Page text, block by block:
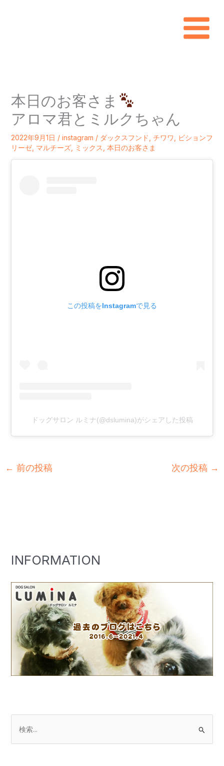
本日のお客さま
アロマ君とミルクちゃん
2022年9月1日 / instagram / ダックスフンド チワワ
ビションフ
リーゼ, マルチーズ, ミックス 本日のお客さま
この投稿をInstagramで見る
ドッグサロン ルミナ(@dslumina)がシェアした投稿
← 前の投稿 次の投稿 →
INFORMATION
索